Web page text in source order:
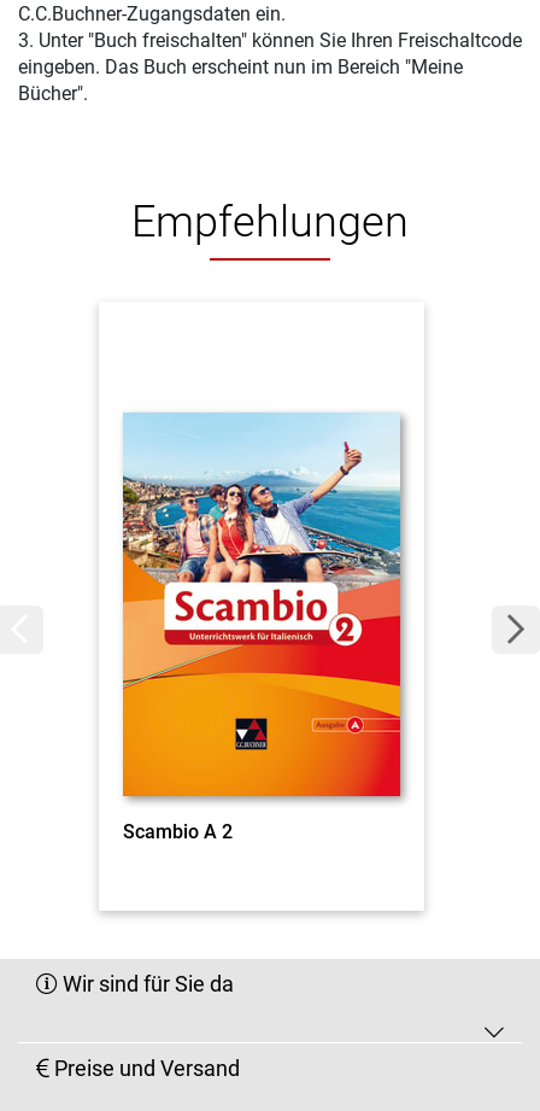
C.C.Buchner-Zugangsdaten ein.
3. Unter "Buch freischalten" können Sie Ihren Freischaltcode
eingeben. Das Buch erscheint nun im Bereich "Meine
Bücher".
Empfehlungen
Scambio A 2
Wir sind für Sie da
Preise und Versand